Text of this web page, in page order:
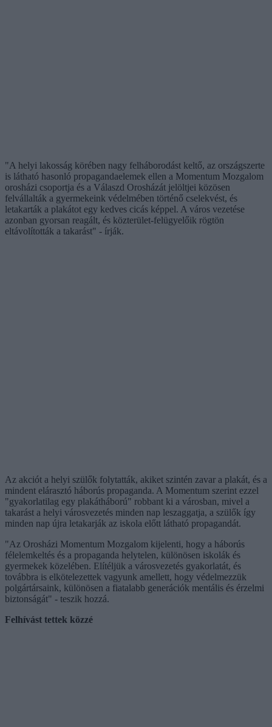
"A helyi lakosság körében nagy felháborodást keltő, az országszerte
is látható hasonló propagandaelemek ellen a Momentum Mozgalom
orosházi csoportja és a Válaszd Orosházát jelöltjei közösen
felvállalták a gyermekeink védelmében történő cselekvést, és
letakarták a plakátot egy kedves cicás képpel. A város vezetése
azonban gyorsan reagált, és közterület-felügyelőik rögtön
eltávolították a takarást" - írják.
Az akciót a helyi szülők folytatták, akiket szintén zavar a plakát, és a
mindent elárasztó háborús propaganda. A Momentum szerint ezzel
"gyakorlatilag egy plakátháború" robbant ki a városban, mivel a
takarást a helyi városvezetés minden nap leszaggatja, a szülők így
minden nap újra letakarják az iskola előtt látható propagandát.
"Az Orosházi Momentum Mozgalom kijelenti, hogy a háborús
félelemkeltés és a propaganda helytelen, különösen iskolák és
gyermekek közelében. Elítéljük a városvezetés gyakorlatát, és
továbbra is elkötelezettek vagyunk amellett, hogy védelmezzük
polgártársaink, különösen a fiatalabb generációk mentális és érzelmi
biztonságát" - teszik hozzá.
Felhívást tettek közzé